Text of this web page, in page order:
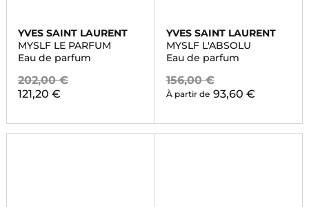
YVES SAINT LAURENT
MYSLF LE PARFUM
Eau de parfum
202,00 €
121,20 €
YVES SAINT LAURENT
MYSLF L'ABSOLU
Eau de parfum
156,00 €
À partir de 93,60 €